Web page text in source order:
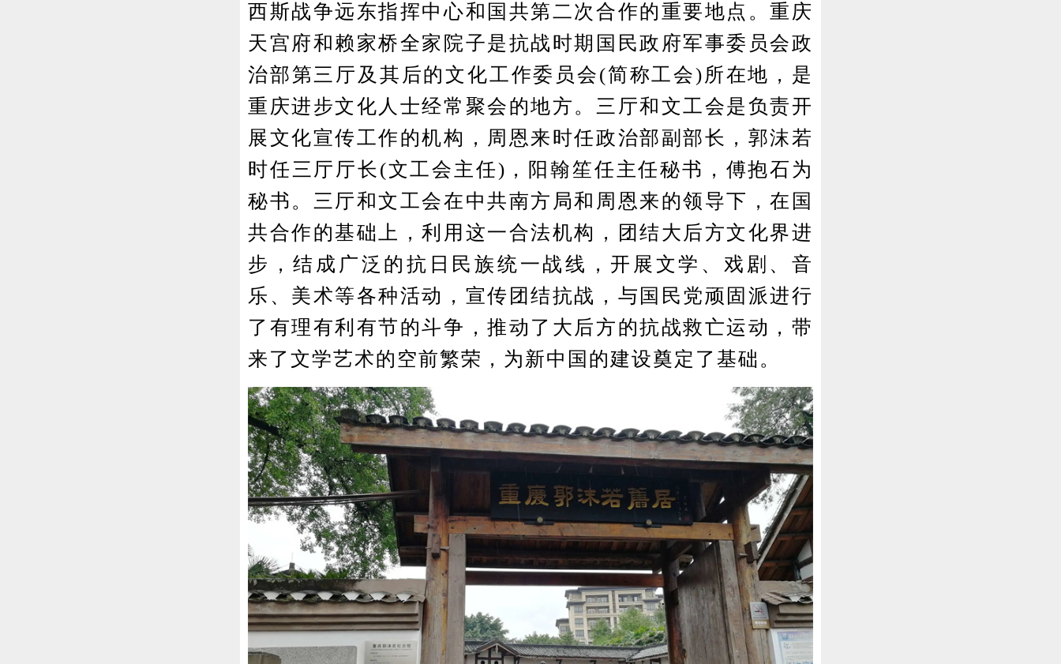
西斯战争远东指挥中心和国共第二次合作的重要地点。重庆
天宫府和赖家桥全家院子是抗战时期国民政府军事委员会政
治部第三厅及其后的文化工作委员会(简称工会)所在地，是
重庆进步文化人士经常聚会的地方。三厅和文工会是负责开
展文化宣传工作的机构，周恩来时任政治部副部长，郭沫若
时任三厅厅长(文工会主任)，阳翰笙任主任秘书，傅抱石为
秘书。三厅和文工会在中共南方局和周恩来的领导下，在国
共合作的基础上，利用这一合法机构，团结大后方文化界进
步，结成广泛的抗日民族统一战线，开展文学、戏剧、音
乐、美术等各种活动，宣传团结抗战，与国民党顽固派进行
了有理有利有节的斗争，推动了大后方的抗战救亡运动，带
来了文学艺术的空前繁荣，为新中国的建设奠定了基础。